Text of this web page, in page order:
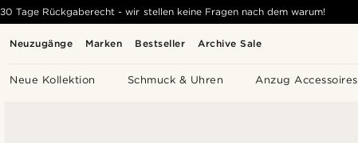
Neuzugänge Marken Bestseller Archive Sale
Neue Kollektion Schmuck & Uhren Anzug Accessoires
30 Tage Rückgaberecht - wir stellen keine Fragen nach dem warum!